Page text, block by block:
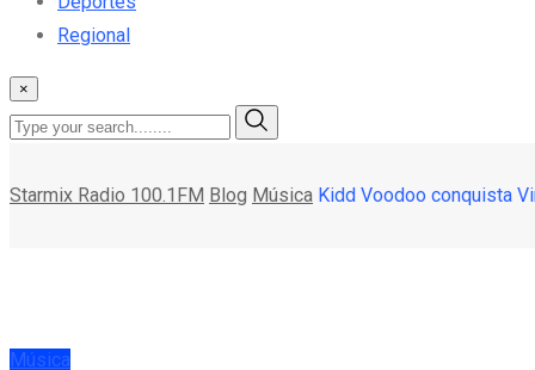
Regional
×
Starmix Radio 100.1FM Blog Música Kidd Voodoo conquista
Música